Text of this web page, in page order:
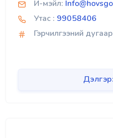
И-мэйл:
Утас : 99058406
Гэрчилгээний